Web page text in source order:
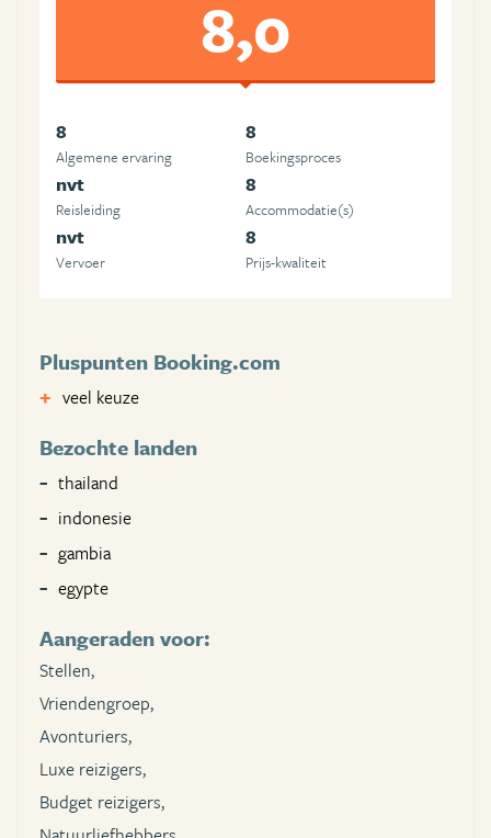
8,0
8
Algemene ervaring
8
Boekingsproces
nvt
Reisleiding
8
Accommodatie(s)
nvt
Vervoer
8
Prijs-kwaliteit
Pluspunten Booking.com
veel keuze
Bezochte landen
thailand
indonesie
gambia
egypte
Aangeraden voor:
Stellen,
Vriendengroep,
Avonturiers,
Luxe reizigers,
Budget reizigers,